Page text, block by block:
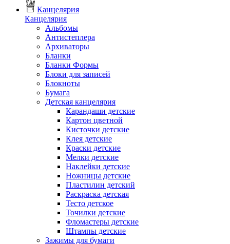
Канцелярия
Канцелярия
Альбомы
Антистеплера
Архиваторы
Бланки
Бланки Формы
Блоки для записей
Блокноты
Бумага
Детская канцелярия
Карандаши детские
Картон цветной
Кисточки детские
Клея детские
Краски детские
Мелки детские
Наклейки детские
Ножницы детские
Пластилин детский
Раскраска детская
Тесто детское
Точилки детские
Фломастеры детские
Штампы детские
Зажимы для бумаги